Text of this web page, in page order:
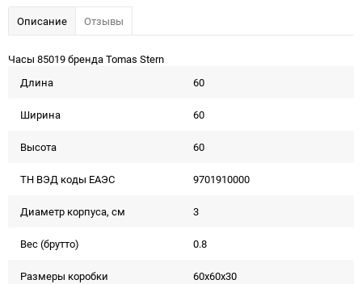
Описание Отзывы
Часы 85019 бренда Tomas Stern
Длина
60
Ширина 60
Высота 60
ТН ВЭД коды ЕАЭС 9701910000
Диаметр корпуса, см 3
Вес (брутто) 0.8
Размеры коробки 60х60х30